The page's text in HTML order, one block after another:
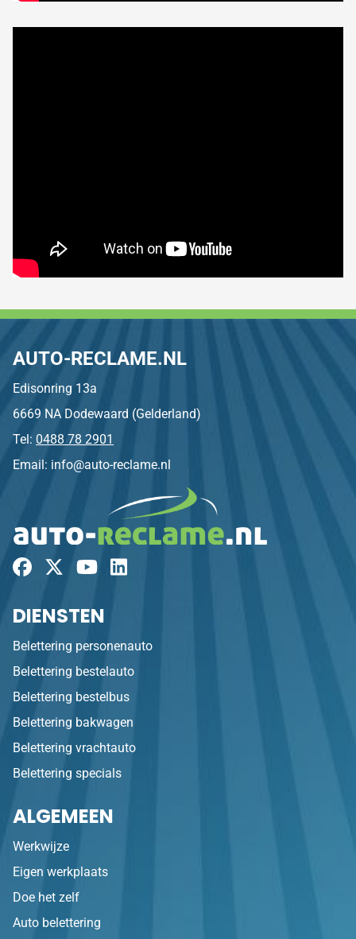
AUTO-RECLAME.NL
Edisonring 13a
6669 NA Dodewaard (Gelderland)
Tel: 0488 78 2901
Email: info@auto-reclame.nl
DIENSTEN
Belettering personenauto
Belettering bestelauto
Belettering bestelbus
Belettering bakwagen
Belettering vrachtauto
Belettering specials
ALGEMEEN
Werkwijze
Eigen werkplaats
Doe het zelf
Auto belettering